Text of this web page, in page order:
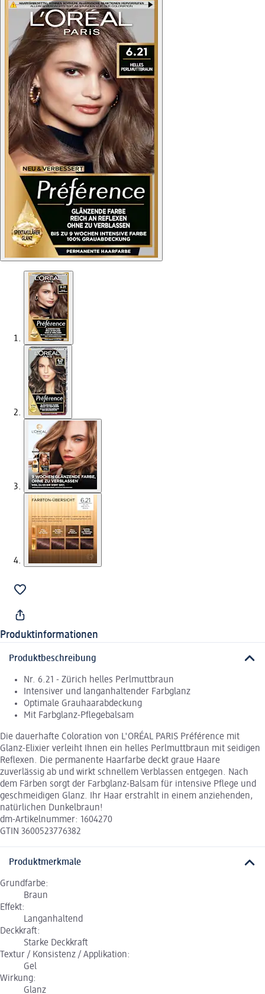
Produktinformationen
Produktbeschreibung
Nr. 6.21 - Zürich helles Perlmuttbraun
Intensiver und langanhaltender Farbglanz
Optimale Grauhaarabdeckung
Mit Farbglanz-Pflegebalsam
Die dauerhafte Coloration von L'ORÉAL PARIS Préférence mit
Glanz-Elixier verleiht Ihnen ein helles Perlmuttbraun mit seidigen
Reflexen. Die permanente Haarfarbe deckt graue Haare
zuverlässig ab und wirkt schnellem Verblassen entgegen. Nach
dem Färben sorgt der Farbglanz-Balsam für intensive Pflege und
geschmeidigen Glanz. Ihr Haar erstrahlt in einem anziehenden,
natürlichen Dunkelbraun!
dm-Artikelnummer: 1604270
GTIN 3600523776382
Produktmerkmale
Grundfarbe:
Braun
Effekt:
Langanhaltend
Deckkraft:
Starke Deckkraft
Textur / Konsistenz / Applikation:
Gel
Wirkung:
Glanz